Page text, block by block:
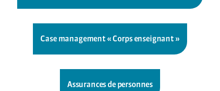
Case management « Corps enseignant »
Assurances de personnes